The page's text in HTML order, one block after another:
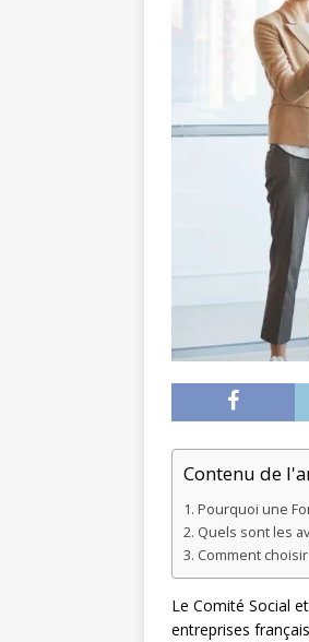
Contenu de
Pourquoi une
Quels sont les
Comment
Le Comité Social
entreprises